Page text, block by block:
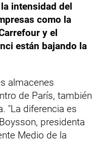
intensidad del
como la
y el
están bajando la
almacenes
de París, también
"La diferencia es
presidenta
Medio de la